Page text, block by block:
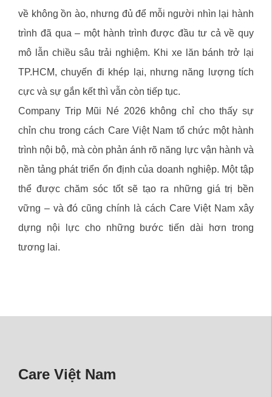
về không ồn ào, nhưng đủ để mỗi người nhìn lại hành
trình đã qua – một hành trình được đầu tư cả về quy
mô lẫn chiều sâu trải nghiệm. Khi xe lăn bánh trở lại
TP.HCM, chuyến đi khép lại, nhưng năng lượng tích
cực và sự gắn kết thì vẫn còn tiếp tục.
Company Trip Mũi Né 2026 không chỉ cho thấy sự
chỉn chu trong cách Care Việt Nam tổ chức một hành
trình nội bộ, mà còn phản ánh rõ năng lực vận hành và
nền tảng phát triển ổn định của doanh nghiệp. Một tập
thể được chăm sóc tốt sẽ tạo ra những giá trị bền
vững – và đó cũng chính là cách Care Việt Nam xây
dựng nội lực cho những bước tiến dài hơn trong
tương lai.
Care Việt Nam